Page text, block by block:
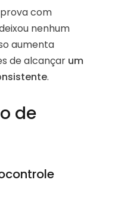
com
nenhum
aumenta
de alcançar um
.
de